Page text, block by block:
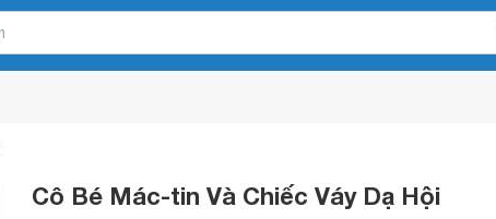
Cô Bé Mác-tin Và Chiếc Váy Dạ Hội